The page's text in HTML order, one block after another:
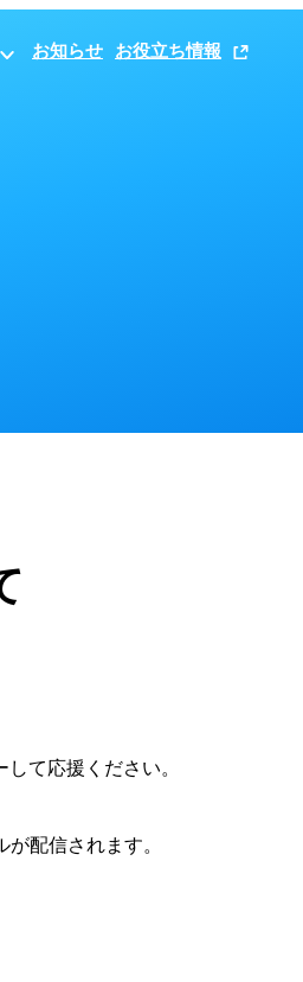
お知らせ お役立ち情報
て応援ください。
配信されます。